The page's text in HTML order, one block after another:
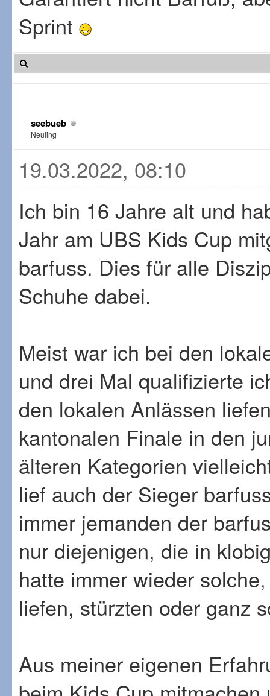
Sprint
seebueb
Neuling
19.03.2022, 08:10
Ich bin 16 Jahre alt und
Jahr am UBS Kids Cup
barfuss. Dies für alle
Schuhe dabei.
Meist war ich bei den
und drei Mal qualifizierte
den lokalen Anlässen
kantonalen Finale in den
älteren Kategorien
lief auch der Sieger
immer jemanden der
nur diejenigen, die in
hatte immer wieder
liefen, stürzten oder ganz
Aus meiner eigenen